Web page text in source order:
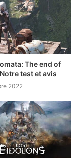
The end of
test et avis
2022